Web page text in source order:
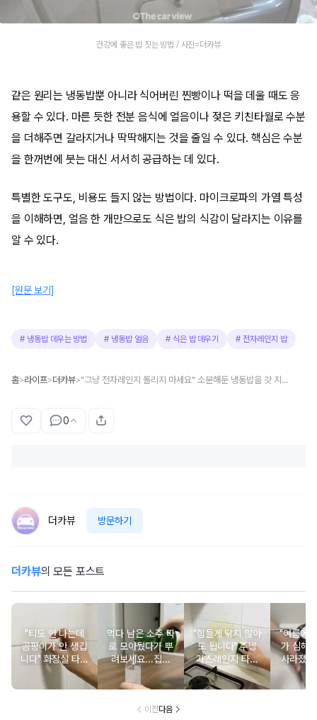
건강에 좋은 밥 짓는 방법 / 사진=더카뷰
같은 원리는 냉동밥뿐 아니라 식어버린 찐빵이나 떡을 데울 때도 응
용할 수 있다. 마른 듯한 전분 음식에 얼음이나 젖은 키친타월로 수분
을 더해주면 갈라지거나 딱딱해지는 것을 줄일 수 있다. 핵심은 수분
을 한꺼번에 붓는 대신 서서히 공급하는 데 있다.
특별한 도구도, 비용도 들지 않는 방법이다. 마이크로파의 가열 특성
을 이해하면, 얼음 한 개만으로도 식은 밥의 식감이 달라지는 이유를
알 수 있다.
[원문 보기]
# 냉동밥 데우는 방법 # 냉동밥 얼음 # 식은 밥 데우기 #전자레인지 밥
홈>라이프>더카뷰> "그냥 전자레인지 돌리지 마세요" 소분해둔 냉동밥을 갓 지은 밥처럼 만드는 방법이 있습니다
0
더카뷰 방문하기
더카뷰의 모든 포스트
"티도 안 나는데
곰팡이가 안 생깁
니다" 화장실 타일
줄눈에 양초를 쓱
쓱 문질러보세요
먹다 남은 소주 따
로 모아뒀다가 뿌
려보세요...집이
환해질 정도로 깨
끗해집니다
"힘들게 닦지 않아
도 됩니다" 주방
가스레인지 타일
벽에 쌓인 기름때
에 뿌려주면 쉽게
"여름에
가 심해
사라졌
러 설
한 숟가
이전다음